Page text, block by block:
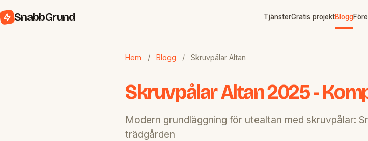
SnabbGrund TjänsterGratis projektBlogg
Hem / Blogg / Skruvpålar Altan
Skruvpålar Altan 2025 -
Modern grundläggning för utealtan med skruvpålar:
trädgården